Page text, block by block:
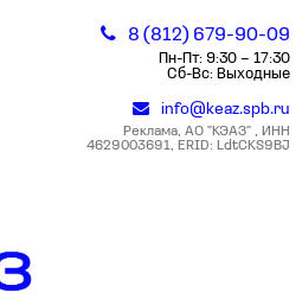
8 (812) 679-90-09
Пн-Пт: 9:30 – 17:30
Сб-Вс: Выходные
info@keaz.spb.ru
Реклама, АО "КЭАЗ" , ИНН
4629003691, ERID: LdtCKS9BJ